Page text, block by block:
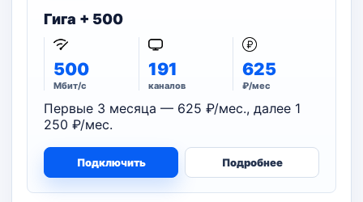
Гига + 500
500
Мбит/с
191
каналов
625
₽/мес
Первые 3 месяца — 625 ₽/мес., далее 1
250 ₽/мес.
Подключить Подробнее